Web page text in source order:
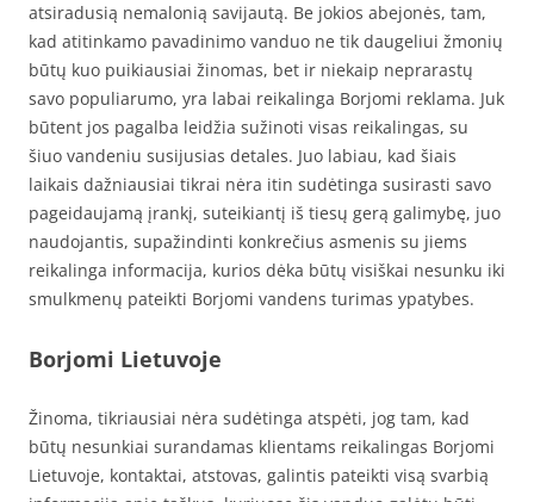
atsiradusią nemalonią savijautą. Be jokios abejonės, tam,
kad atitinkamo pavadinimo vanduo ne tik daugeliui žmonių
būtų kuo puikiausiai žinomas, bet ir niekaip neprarastų
savo populiarumo, yra labai reikalinga Borjomi reklama. Juk
būtent jos pagalba leidžia sužinoti visas reikalingas, su
šiuo vandeniu susijusias detales. Juo labiau, kad šiais
laikais dažniausiai tikrai nėra itin sudėtinga susirasti savo
pageidaujamą įrankį, suteikiantį iš tiesų gerą galimybę, juo
naudojantis, supažindinti konkrečius asmenis su jiems
reikalinga informacija, kurios dėka būtų visiškai nesunku iki
smulkmenų pateikti Borjomi vandens turimas ypatybes.
Borjomi Lietuvoje
Žinoma, tikriausiai nėra sudėtinga atspėti, jog tam, kad
būtų nesunkiai surandamas klientams reikalingas Borjomi
Lietuvoje, kontaktai, atstovas, galintis pateikti visą svarbią